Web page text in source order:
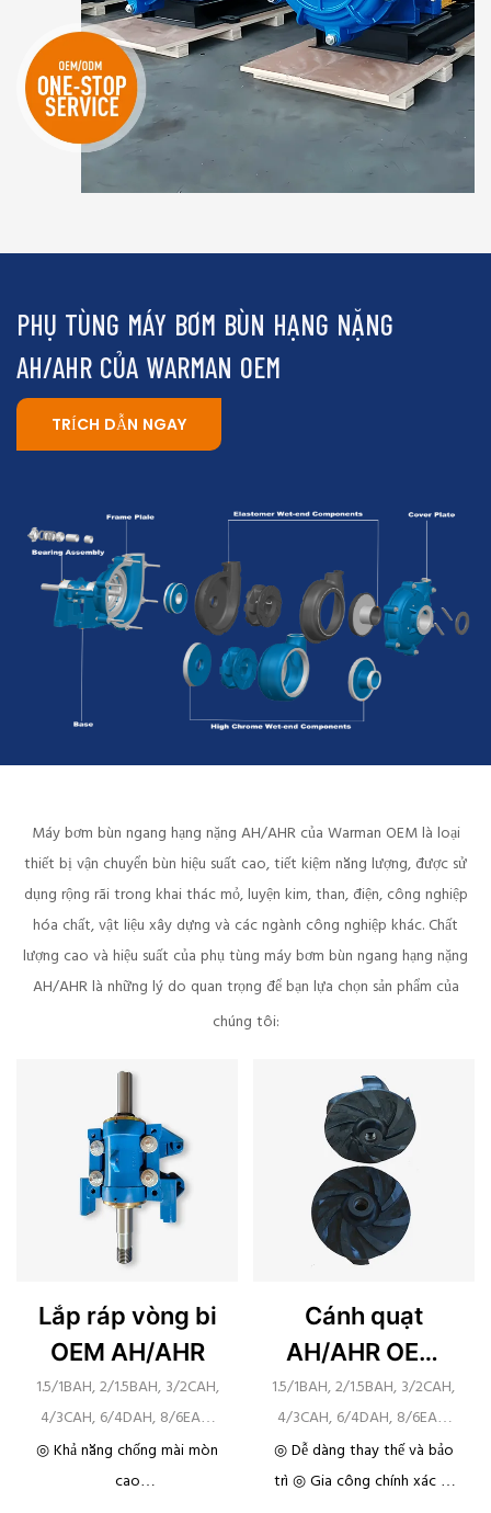
PHỤ TÙNG MÁY BƠM BÙN HẠNG NẶNG
AH/AHR CỦA WARMAN OEM
TRÍCH DẪN NGAY
Máy bơm bùn ngang hạng nặng AH/AHR của Warman OEM là loại
thiết bị vận chuyển bùn hiệu suất cao, tiết kiệm năng lượng, được sử
dụng rộng rãi trong khai thác mỏ, luyện kim, than, điện, công nghiệp
hóa chất, vật liệu xây dựng và các ngành công nghiệp khác. Chất
lượng cao và hiệu suất của phụ tùng máy bơm bùn ngang hạng nặng
AH/AHR là những lý do quan trọng để bạn lựa chọn sản phẩm của
chúng tôi:
Lắp ráp vòng bi
OEM AH/AHR
1.5/1BAH, 2/1.5BAH, 3/2CAH,
4/3CAH, 6/4DAH, 8/6EAH,
8/6F-AH, 10/8FAH,
12/10STAH, 14/12STAH,
◎ Khả năng chống mài mòn
cao
Cánh quạt
AH/AHR OEM
của Warman
1.5/1BAH, 2/1.5BAH, 3/2CAH,
4/3CAH, 6/4DAH, 8/6EAH,
8/6F-AH, 10/8FAH,
12/10STAH, 14/12STAH,
◎ Dễ dàng thay thế và bảo
trì ◎ Gia công chính xác ◎